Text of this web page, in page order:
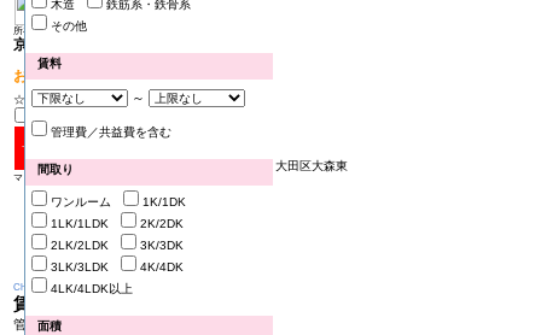
木造
鉄筋系・鉄骨系
その他
賃料
～
管理費／共益費を含む
間取り
ワンルーム
1K/1DK
1LK/1LDK
2K/2DK
2LK/2LDK
3K/3DK
3LK/3LDK
4K/4DK
4LK/4LDK以上
面積
所在地：品川区南大井
京急本線 立会川駅 徒歩2分
おすすめPOINT!
☆インターネット（Wi-Fi）無料 ☆駅近物件
大田区大森東
マンション
Change
賃料
管理費 15000円